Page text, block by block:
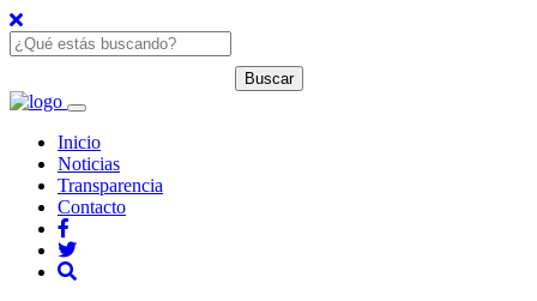
Inicio
Noticias
Transparencia
Contacto